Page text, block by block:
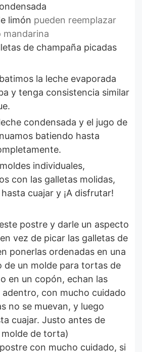
limón pueden reemplazar
mandarina
de champaña picadas
la leche evaporada
y tenga consistencia similar
condensada y el jugo de
batiendo hasta
individuales,
con las galletas molidas,
cuajar y ¡A disfrutar!
vez de picar las galletas de
ponerlas ordenadas en una
de un molde para tortas de
en un copón, echan las
adentro, con mucho cuidado
no se muevan, y luego
cuajar. Justo antes de
molde de torta)
con mucho cuidado, si